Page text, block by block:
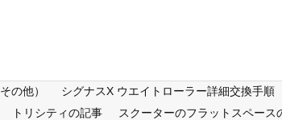
の他）
シグナスX ウエイトローラー詳細交換手順
トリシティの記事 スクーターのフラットスペース